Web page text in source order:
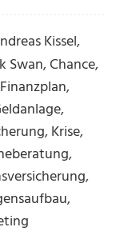
Kissel,
Swan,Chance,
Finanzplan,
,
,Krise,
,
,
,